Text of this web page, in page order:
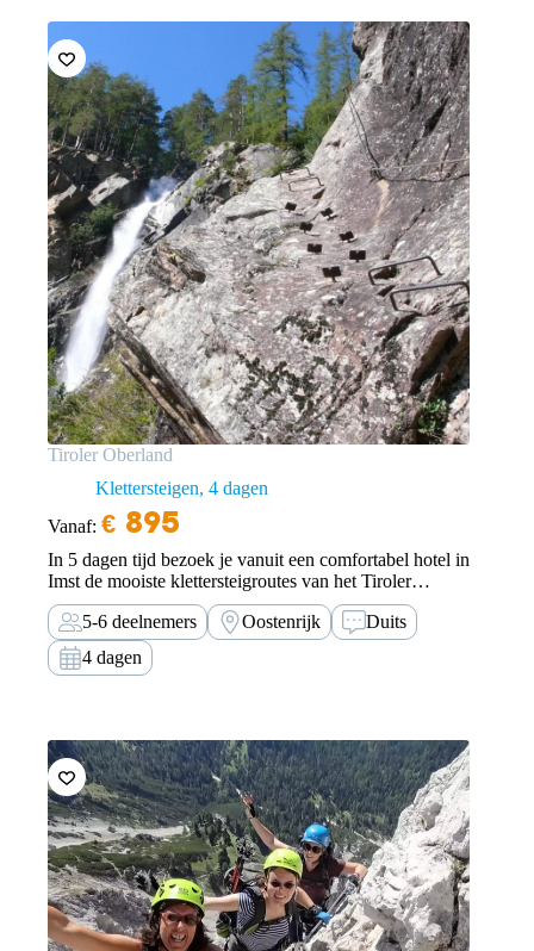
Tiroler Oberland
Klettersteigen 4 dagen
Vanaf: € 895
In 5 dagen tijd bezoek je vanuit een comfortabel hotel in
Imst de mooiste klettersteigroutes van het Tiroler
Oberland.
5-6 deelnemers
Oostenrijk
Duits
4 dagen